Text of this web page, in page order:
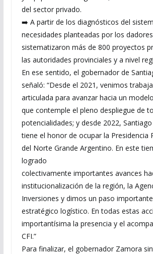
del sector privado.
➡️ A partir de los diagnósticos del
necesidades planteadas por los
sistematizaron más de 800 proyectos
las autoridades provinciales y a nivel
En ese sentido, el gobernador de
señaló: “Desde el 2021, venimos
articulada para avanzar hacia un
que contemple el pleno despliegue de
potencialidades; y desde 2022,
tiene el honor de ocupar la Presidencia
del Norte Grande Argentino. En este
logrado
colectivamente importantes avances
institucionalización de la región, la
Inversiones y dimos un paso
estratégico logístico. En todas estas
importantísima la presencia y el
CFI.”
Para finalizar, el gobernador Zamora